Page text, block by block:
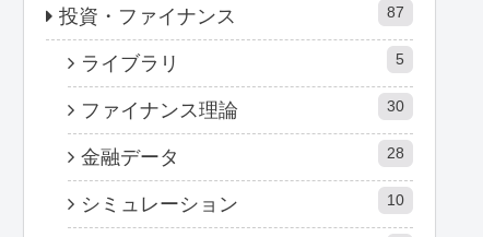
投資・ファイナンス 87
ライブラリ 5
ファイナンス理論 30
金融データ 28
シミュレーション 10